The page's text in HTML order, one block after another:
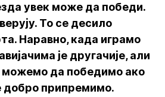
увек може да победи.
То се десило
Наравно, када играмо
је другачије, али
можемо да победимо ако
добро припремимо.